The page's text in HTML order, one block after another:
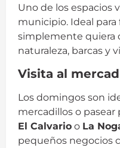
Uno de los espacios
municipio. Ideal para
simplemente quiera
naturaleza, barcas y
Visita al
Los domingos son
mercadillos o pasear
El Calvario o La
pequeños negocios